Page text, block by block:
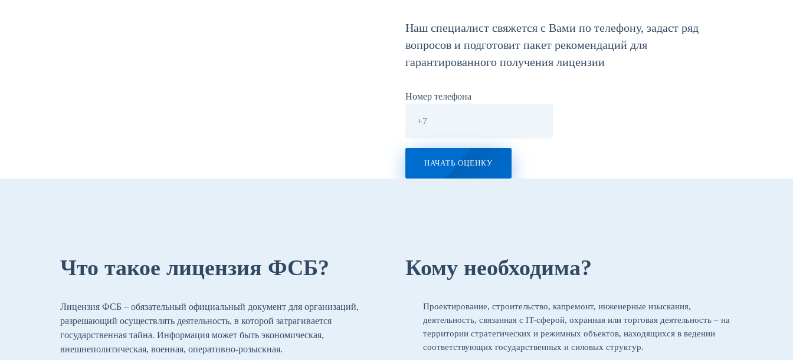
Наш специалист свяжется с Вами по телефону, задаст ряд
вопросов и подготовит пакет рекомендаций для
гарантированного получения лицензии
Номер телефона
НАЧАТЬ ОЦЕНКУ
Что такое лицензия ФСБ?
Лицензия ФСБ – обязательный официальный документ для организаций,
разрешающий осуществлять деятельность, в которой затрагивается
государственная тайна. Информация может быть экономическая,
внешнеполитическая, военная, оперативно-розыскная.
Кому необходима?
Проектирование, строительство, капремонт, инженерные изыскания,
деятельность, связанная с IT-сферой, охранная или торговая деятельность – на
территории стратегических и режимных объектов, находящихся в ведении
соответствующих государственных и силовых структур.